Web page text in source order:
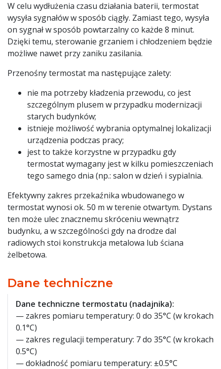
W celu wydłużenia czasu działania baterii, termostat
wysyła sygnałów w sposób ciągły. Zamiast tego, wysyła
on sygnał w sposób powtarzalny co każde 8 minut.
Dzięki temu, sterowanie grzaniem i chłodzeniem będzie
możliwe nawet przy zaniku zasilania.
Przenośny termostat ma następujące zalety:
nie ma potrzeby kładzenia przewodu, co jest
szczególnym plusem w przypadku modernizacji
starych budynków;
istnieje możliwość wybrania optymalnej lokalizacji
urządzenia podczas pracy;
jest to także korzystne w przypadku gdy
termostat wymagany jest w kilku pomieszczeniach
tego samego dnia (np.: salon w dzień i sypialnia.
Efektywny zakres przekaźnika wbudowanego w
termostat wynosi ok. 50 m w terenie otwartym. Dystans
ten może ulec znacznemu skróceniu wewnątrz
budynku, a w szczególności gdy na drodze dal
radiowych stoi konstrukcja metalowa lub ściana
żelbetowa.
Dane techniczne
Dane techniczne termostatu (nadajnika):
— zakres pomiaru temperatury: 0 do 35°C (w krokach
0.1°C)
— zakres regulacji temperatury: 7 do 35°C (w krokach
0.5°C)
— dokładność pomiaru temperatury: ±0.5°C